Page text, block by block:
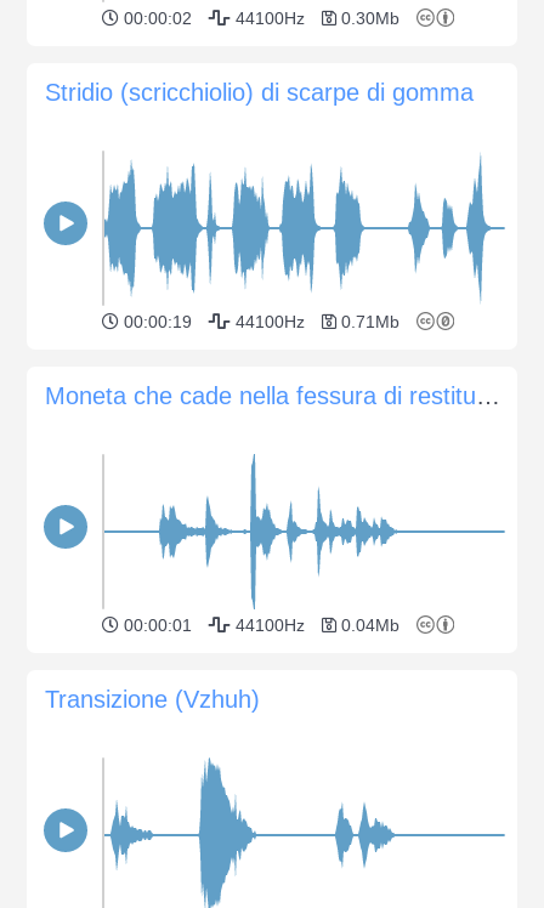
00:00:02 44100Hz 0.30Mb
Stridio (scricchiolio) di scarpe di gomma
00:00:19 44100Hz 0.71Mb
Moneta che cade nella fessura di restituzione di un cambiavalute
00:00:01 44100Hz 0.04Mb
Transizione (Vzhuh)